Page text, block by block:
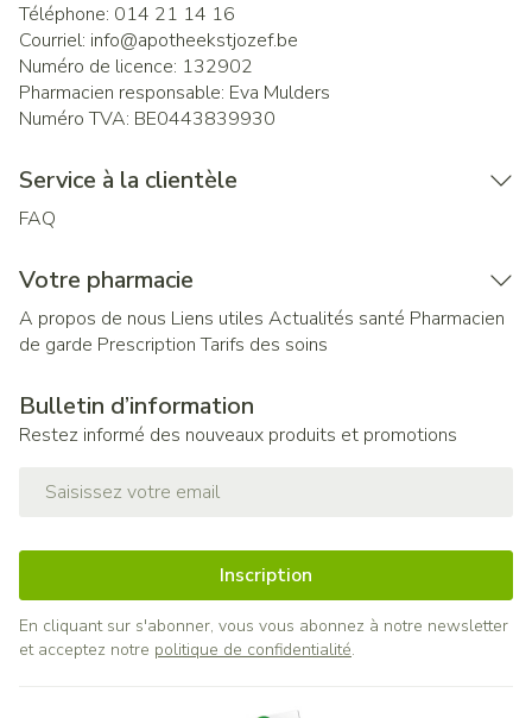
Téléphone: 014 21 14 16
Courriel: info@apotheekstjozef.be
Numéro de licence: 132902
Pharmacien responsable: Eva Mulders
Numéro TVA: BE0443839930
Service à la clientèle
FAQ
Votre pharmacie
A propos de nous Liens utiles Actualités santé Pharmacien
de garde Prescription Tarifs des soins
Bulletin d’information
Restez informé des nouveaux produits et promotions
Inscription
En cliquant sur s'abonner, vous vous abonnez à notre newsletter
et acceptez notre politique de confidentialité.